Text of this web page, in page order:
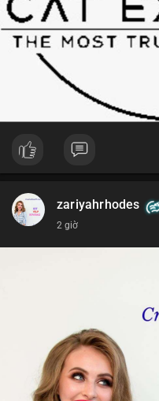
zariyahrhodes
2 giờ